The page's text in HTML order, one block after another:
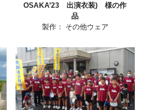
OSAKA’23 出演衣装) 様の作
品
製作：
その他ウェア